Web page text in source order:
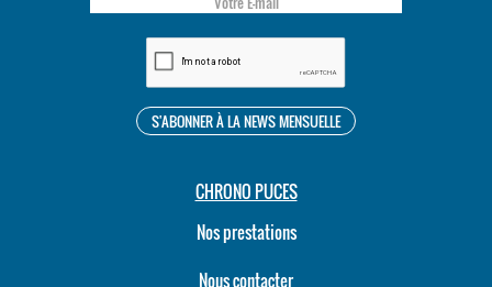
CHRONO PUCES
Nos prestations
Nous contacter